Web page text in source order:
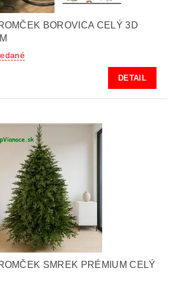
BOROVICA CELÝ 3D
DETAIL
SMREK PRÉMIUM CELÝ